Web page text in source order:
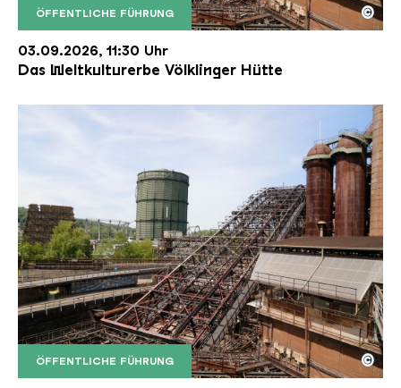
ÖFFENTLICHE FÜHRUNG
Der Erzschrägaufzug der Völklinger Hütte mit
Copyright: Weltkulturerbe Völklinger Hütte | Karl
©
03.09.2026, 11:30 Uhr
Das Weltkulturerbe Völklinger Hütte
ÖFFENTLICHE FÜHRUNG
Der Erzschrägaufzug der Völklinger Hütte mit
Copyright: Weltkulturerbe Völklinger Hütte | Karl
©